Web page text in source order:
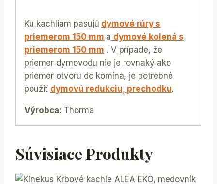
Ku kachliam pasujú dymové rúry s
priemerom 150 mm a dymové kolená s
priemerom 150 mm . V prípade, že
priemer dymovodu nie je rovnaký ako
priemer otvoru do komína, je potrebné
použiť dymovú redukciu, prechodku.
Výrobca: Thorma
Súvisiace Produkty